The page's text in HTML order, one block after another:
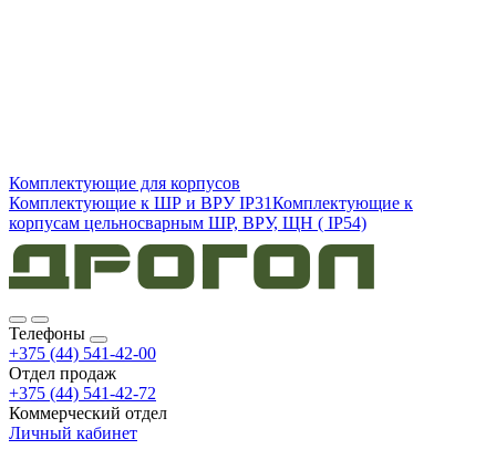
Комплектующие для корпусов
Комплектующие к ШР и ВРУ IP31Комплектующие к
корпусам цельносварным ШР, ВРУ, ЩН ( IP54)
Телефоны
+375 (44) 541-42-00
Отдел продаж
+375 (44) 541-42-72
Коммерческий отдел
Личный кабинет